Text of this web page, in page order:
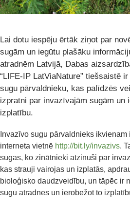
Lai dotu iespēju ērtāk ziņot par
sugām un iegūtu plašāku
atradnēm Latvijā, Dabas
“LIFE-IP LatViaNature” tiešsaistē
sugu pārvaldnieku, kas palīdzēs
izpratni par invazīvajām sugām un
izplatību.
Invazīvo sugu pārvaldnieks
interneta vietnē http://bit.ly/invazivs.
sugas, ko zinātnieki atzinuši par
kas strauji vairojas un izplatās,
bioloģisko daudzveidību, un tāpēc ir
sugu atradnes un ierobežot to